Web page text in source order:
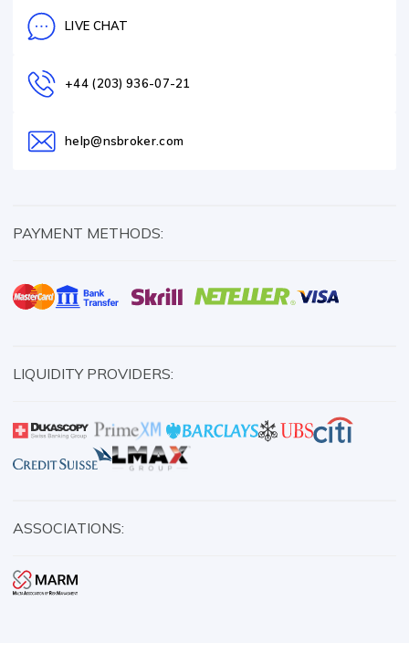
LIVE CHAT
+44 (203) 936-07-21
help@nsbroker.com
PAYMENT METHODS:
LIQUIDITY PROVIDERS:
ASSOCIATIONS: